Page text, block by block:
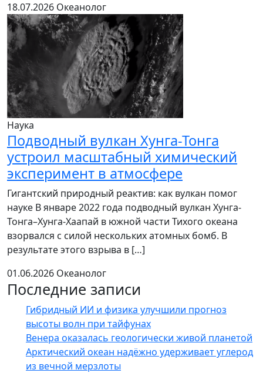
18.07.2026 Океанолог
Наука
Подводный вулкан Хунга-Тонга
устроил масштабный химический
эксперимент в атмосфере
Гигантский природный реактив: как вулкан помог
науке В январе 2022 года подводный вулкан Хунга-
Тонга–Хунга-Хаапай в южной части Тихого океана
взорвался с силой нескольких атомных бомб. В
результате этого взрыва в […]
01.06.2026 Океанолог
Последние записи
Гибридный ИИ и физика улучшили прогноз
высоты волн при тайфунах
Венера оказалась геологически живой планетой
Арктический океан надёжно удерживает углерод
из вечной мерзлоты